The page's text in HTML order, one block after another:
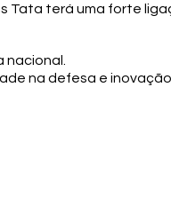
Tata terá uma forte
na defesa e